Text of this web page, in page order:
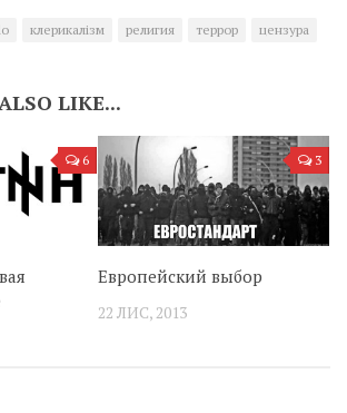
клерикалізм религия террор цензура
LIKE...
6 3
Европейский выбор
22 ЛИС, 2013